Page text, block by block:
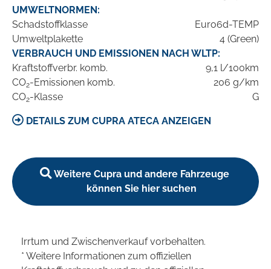
UMWELTNORMEN:
Schadstoffklasse
Euro6d-TEMP
Umweltplakette
4 (Green)
VERBRAUCH UND EMISSIONEN NACH WLTP:
Kraftstoffverbr. komb.
9,1 l/100km
CO2-Emissionen komb.
206 g/km
CO2-Klasse G
DETAILS ZUM CUPRA ATECA ANZEIGEN
Weitere Cupra und andere Fahrzeuge
können Sie hier suchen
Irrtum und Zwischenverkauf vorbehalten.
* Weitere Informationen zum offiziellen